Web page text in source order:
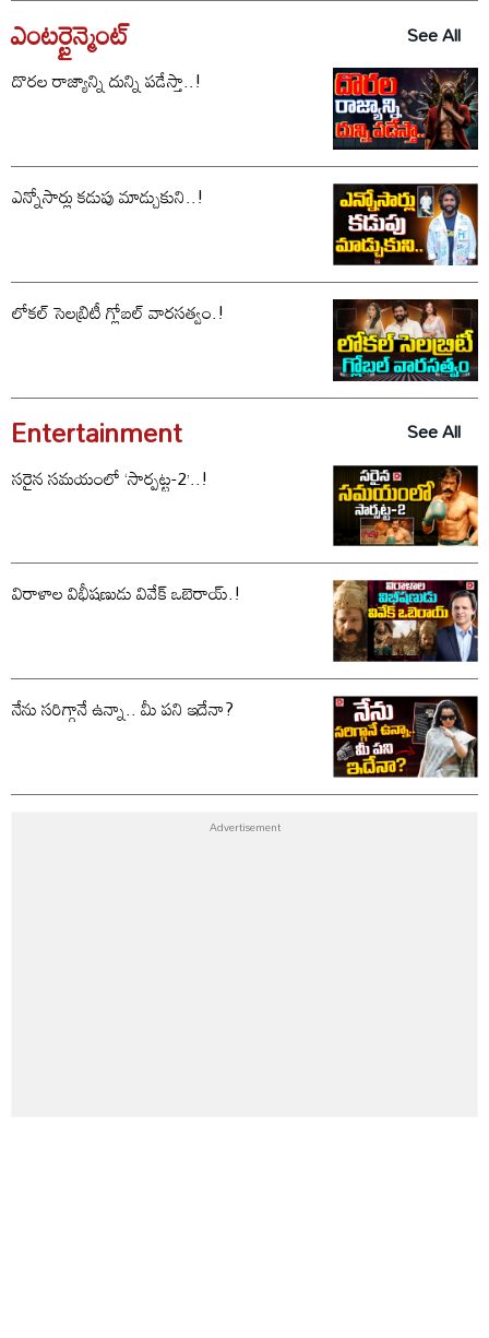
ఎంటర్టైన్మెంట్
See All
దొరల రాజ్యాన్ని దున్ని పడేస్తా..!
ఎన్నోసార్లు కడుపు మాడ్చుకుని..!
లోకల్ సెలబ్రిటీ గ్లోబల్ వారసత్వం.!
Entertainment
See All
సరైన సమయంలో ‘సార్పట్ట-2’..!
విరాళాల విభీషణుడు వివేక్ ఒబెరాయ్.!
నేను సరిగ్గానే ఉన్నా.. మీ పని ఇదేనా?